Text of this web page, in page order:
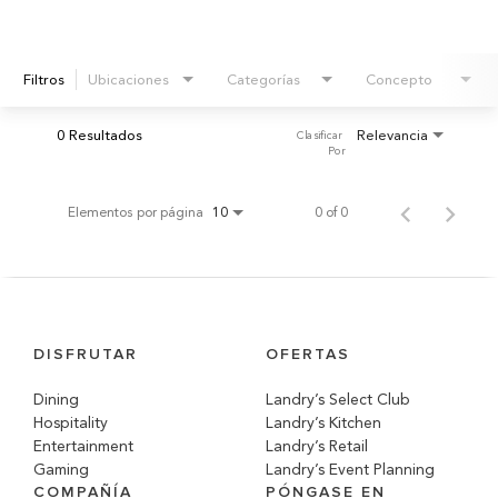
Filtros Ubicaciones Categorías Concepto
0 Resultados Relevancia
Clasificar
Por
Elementos por página 10 0 of 0
DISFRUTAR
Dining
Hospitality
Entertainment
Gaming
OFERTAS
Landry’s Select Club
Landry’s Kitchen
Landry’s Retail
Landry’s Event Planning
COMPAÑÍA
PÓNGASE EN